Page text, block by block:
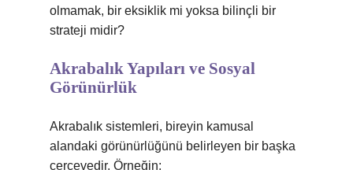
olmamak, bir eksiklik mi yoksa bilinçli bir
strateji midir?
Akrabalık Yapıları ve Sosyal
Görünürlük
Akrabalık sistemleri, bireyin kamusal
alandaki görünürlüğünü belirleyen bir başka
çerçevedir. Örneğin: